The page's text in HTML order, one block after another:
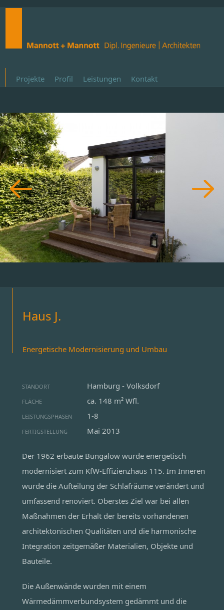
Projekte Profil Leistungen Kontakt
Haus J.
Energetische Modernisierung und Umbau
STANDORT Hamburg - Volksdorf
FLÄCHE ca. 148 m² Wfl.
LEISTUNGSPHASEN 1-8
FERTIGSTELLUNG Mai 2013
Der 1962 erbaute Bungalow wurde energetisch
modernisiert zum KfW-Effizienzhaus 115. Im Inneren
wurde die Aufteilung der Schlafräume verändert und
umfassend renoviert. Oberstes Ziel war bei allen
Maßnahmen der Erhalt der bereits vorhandenen
architektonischen Qualitäten und die harmonische
Integration zeitgemäßer Materialien, Objekte und
Bauteile.
Die Außenwände wurden mit einem
Wärmedämmverbundsystem gedämmt und die